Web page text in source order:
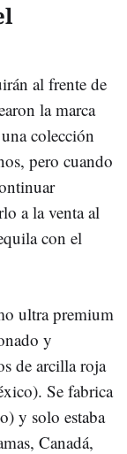
al frente de
la marca
colección
pero cuando
a la venta al
con el
ultra premium
y
de arcilla roja
Se fabrica
y solo estaba
Canadá,